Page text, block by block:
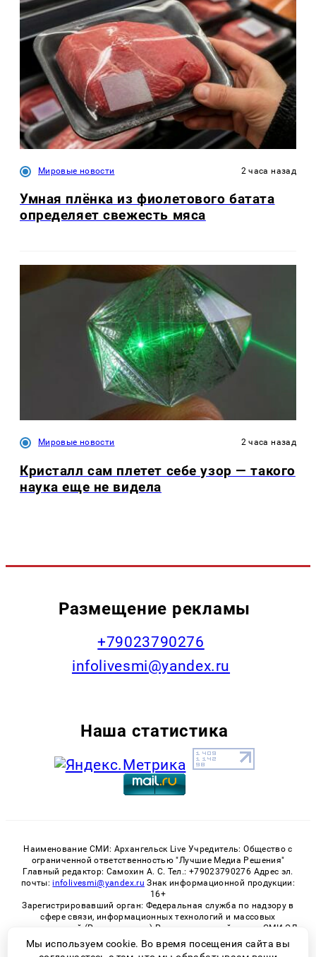
Мировые новости 2 часа назад
Умная плёнка из фиолетового батата
определяет свежесть мяса
Мировые новости 2 часа назад
Кристалл сам плетет себе узор — такого
наука еще не видела
Размещение рекламы
+79023790276
infolivesmi@yandex.ru
Наша статистика
Наименование СМИ: Архангельск Live Учредитель: Общество с
ограниченной ответственностью "Лучшие Медиа Решения"
Главный редактор: Самохин А. С. Тел.: +79023790276 Адрес эл.
почты: infolivesmi@yandex.ru Знак информационной продукции:
16+
Зарегистрировавший орган: Федеральная служба по надзору в
сфере связи, информационных технологий и массовых
коммуникаций (Роскомнадзор) Регистрационный номер СМИ ЭЛ
№ ФС 77 - 82533 от 21.01.2022
Мы используем cookie. Во время посещения сайта вы